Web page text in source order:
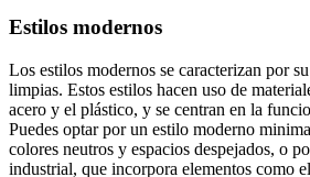
Estilos modernos
Los estilos modernos se caracterizan por
limpias. Estos estilos hacen uso de
acero y el plástico, y se centran en la
Puedes optar por un estilo moderno
colores neutros y espacios despejados, o
industrial, que incorpora elementos como